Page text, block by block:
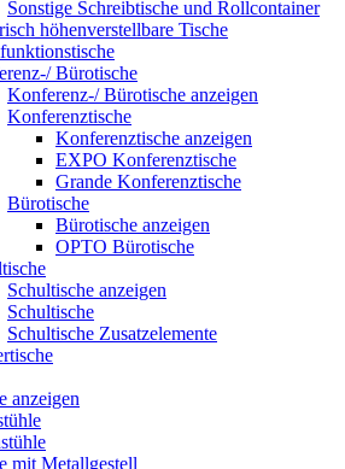
Sonstige Schreibtische und Rollcontainer
höhenverstellbare Tische
Bürotische
Konferenz-/ Bürotische anzeigen
Konferenztische
Konferenztische anzeigen
EXPO Konferenztische
Grande Konferenztische
Bürotische
Bürotische anzeigen
OPTO Bürotische
Schultische anzeigen
Schultische
Schultische Zusatzelemente
anzeigen
mit Metallgestell